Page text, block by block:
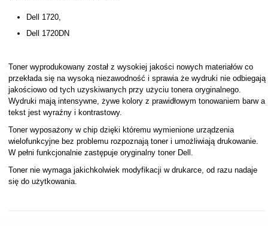
Dell 1720,
Dell 1720DN
Toner wyprodukowany został z wysokiej jakości nowych materiałów co
przekłada się na wysoką niezawodność i sprawia że wydruki nie odbiegają
jakościowo od tych uzyskiwanych przy użyciu tonera oryginalnego.
Wydruki mają intensywne, żywe kolory z prawidłowym tonowaniem barw a
tekst jest wyraźny i kontrastowy.
Toner wyposażony w chip dzięki któremu wymienione urządzenia
wielofunkcyjne bez problemu rozpoznają toner i umożliwiają drukowanie.
W pełni funkcjonalnie zastępuje oryginalny toner Dell.
Toner nie wymaga jakichkolwiek modyfikacji w drukarce, od razu nadaje
się do użytkowania.